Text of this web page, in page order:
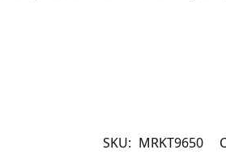
SKU: MRKT9650